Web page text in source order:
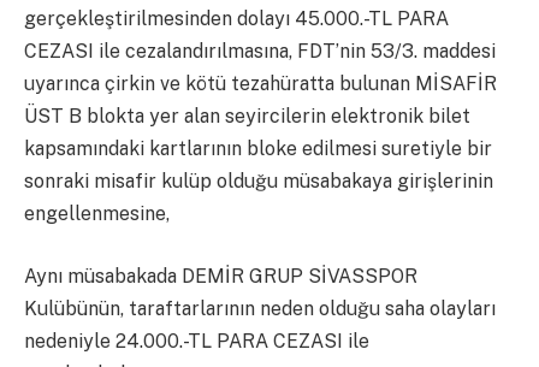
gerçekleştirilmesinden dolayı 45.000.-TL PARA
CEZASI ile cezalandırılmasına, FDT’nin 53/3. maddesi
uyarınca çirkin ve kötü tezahüratta bulunan MİSAFİR
ÜST B blokta yer alan seyircilerin elektronik bilet
kapsamındaki kartlarının bloke edilmesi suretiyle bir
sonraki misafir kulüp olduğu müsabakaya girişlerinin
engellenmesine,
Aynı müsabakada DEMİR GRUP SİVASSPOR
Kulübünün, taraftarlarının neden olduğu saha olayları
nedeniyle 24.000.-TL PARA CEZASI ile